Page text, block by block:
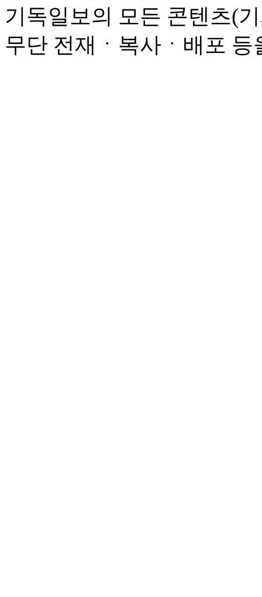
기독일보의 모든 콘텐츠(
무단 전재ㆍ복사ㆍ배포 등